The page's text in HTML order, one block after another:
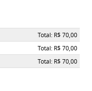
Total: R$ 70,00
Total: R$ 70,00
Total: R$ 70,00